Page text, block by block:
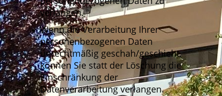
verlangen.
Wenn die Verarbeitung Ihrer
personenbezogenen Daten
unrechtmäßig geschah/geschieht,
können Sie statt der Löschung die
Einschränkung der
Datenverarbeitung verlangen.